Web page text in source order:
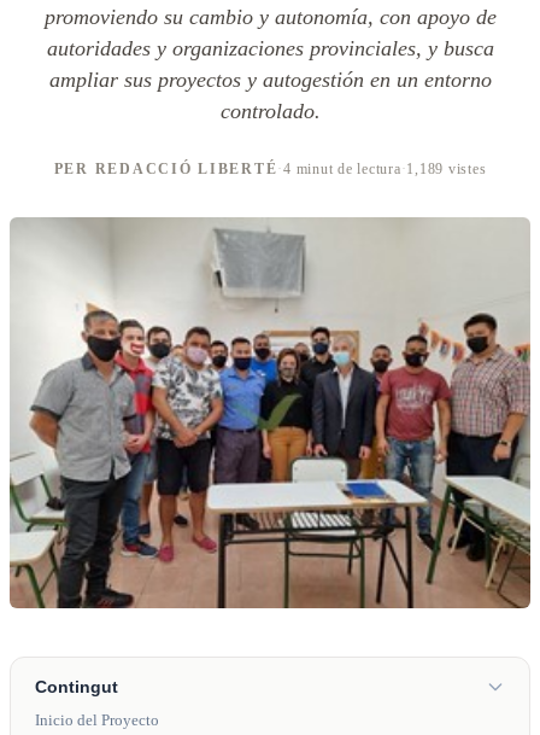
promoviendo su cambio y autonomía, con apoyo de
autoridades y organizaciones provinciales, y busca
ampliar sus proyectos y autogestión en un entorno
controlado.
PER REDACCIÓ LIBERTÉ·4 minut de lectura·1,189 vistes
Contingut
Inicio del Proyecto